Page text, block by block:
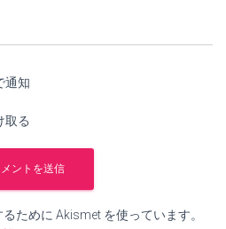
通知
取る
ために Akismet を使っています。